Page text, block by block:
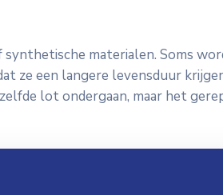
materialen. Soms
een langere levensduur
lot ondergaan, maar het